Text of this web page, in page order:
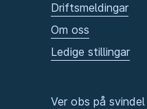
Driftsmeldingar
Om oss
Ledige stillingar
Ver obs på svindel